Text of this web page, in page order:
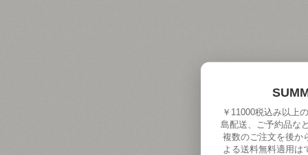
￥11000税込み以上
島配送、ご予約品な
複数のご注文を後か
よる送料無料適用は